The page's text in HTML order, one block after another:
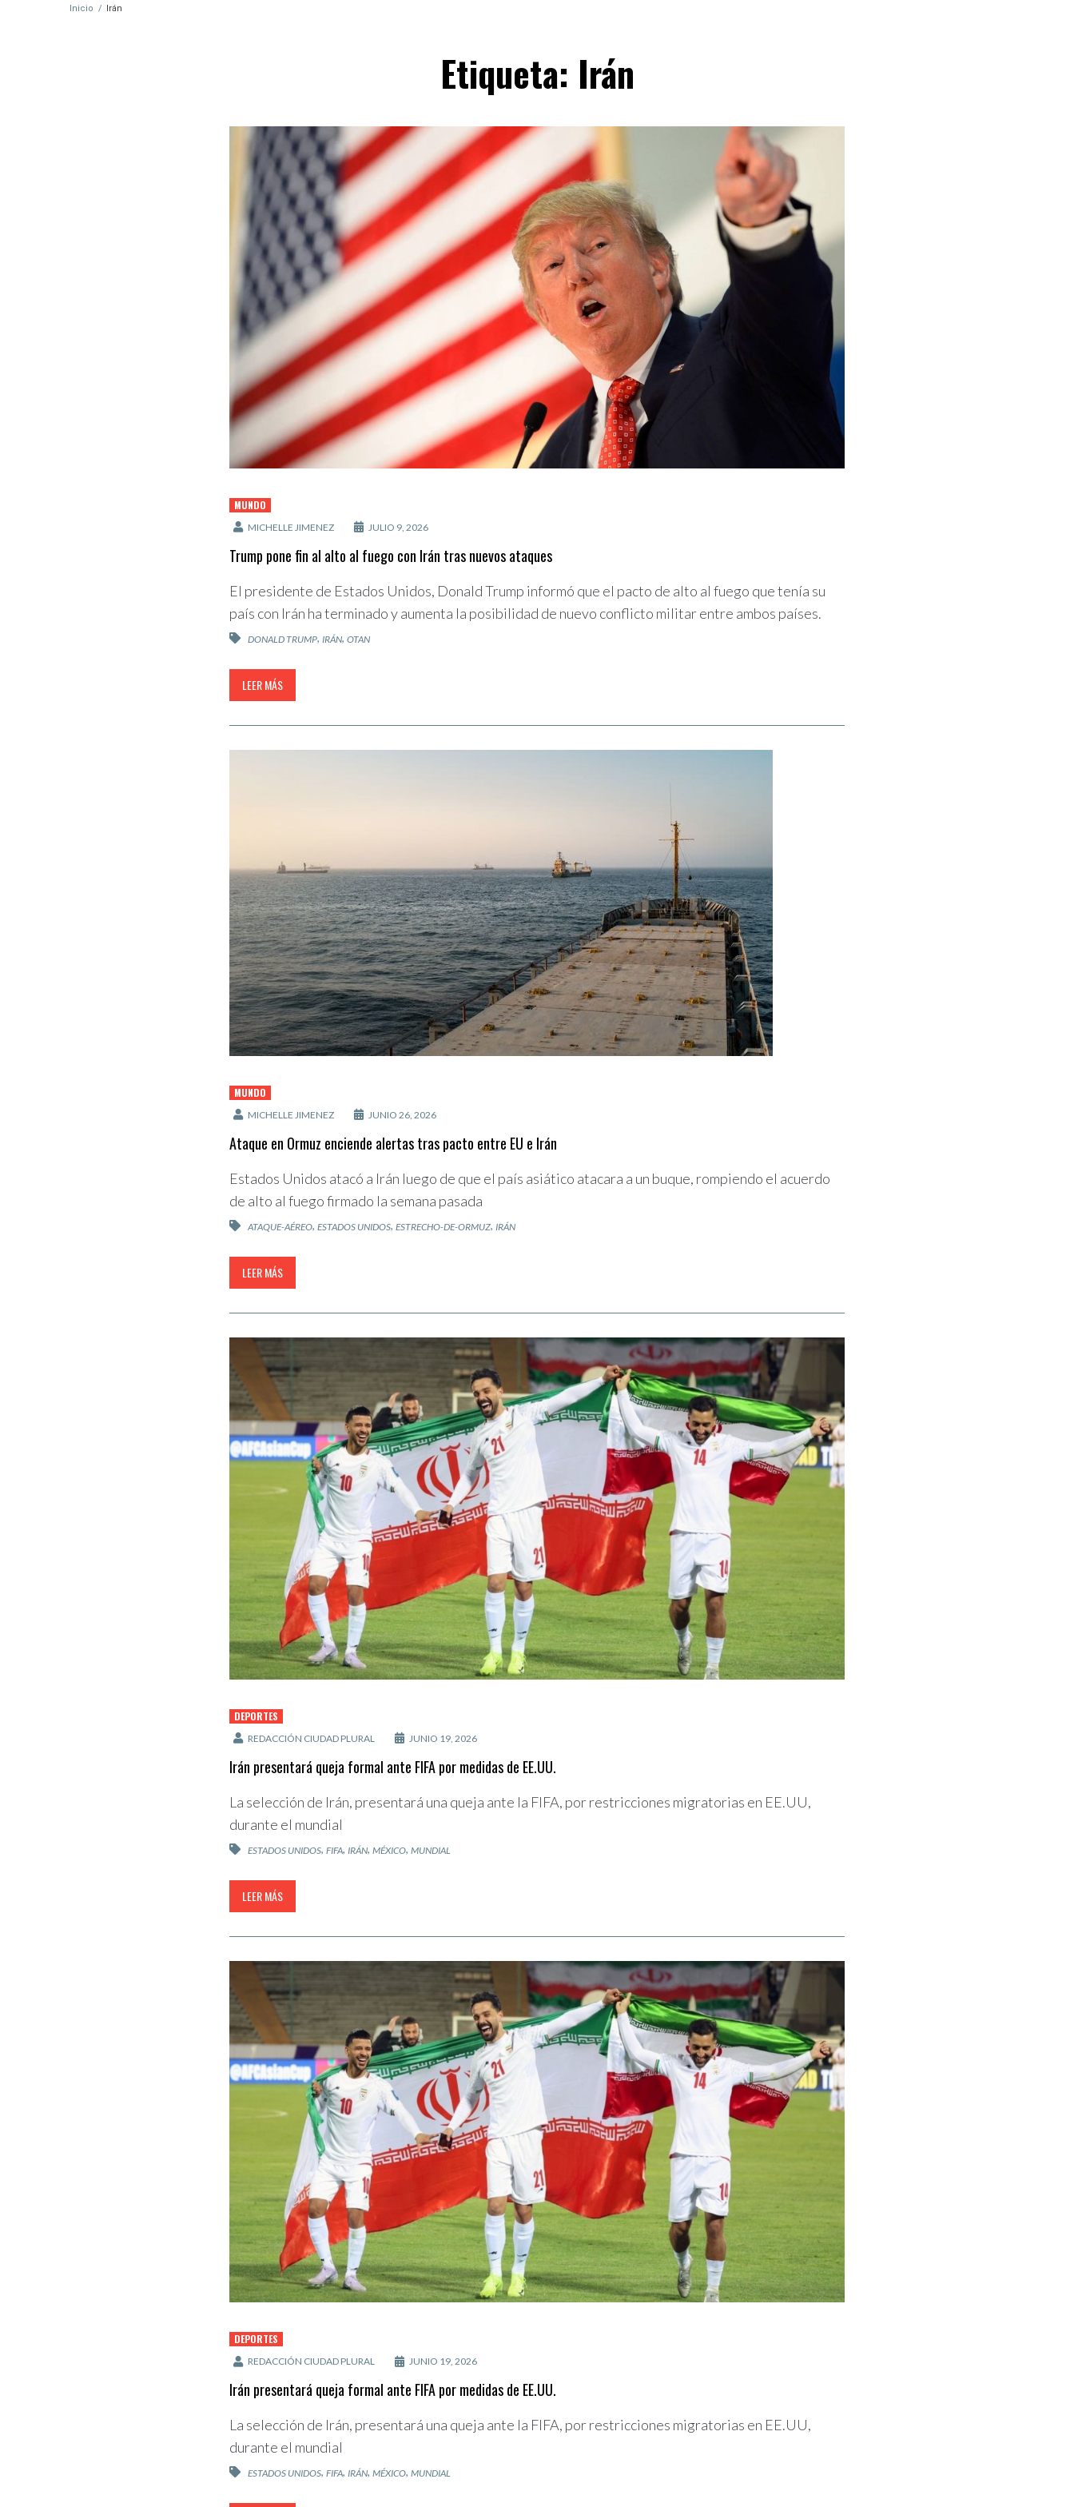
Inicio / Irán
Etiqueta: Irán
MUNDO
MICHELLE JIMENEZ JULIO 9, 2026
Trump pone fin al alto al fuego con Irán tras nuevos ataques
El presidente de Estados Unidos, Donald Trump informó que el pacto de alto al fuego que tenía su
país con Irán ha terminado y aumenta la posibilidad de nuevo conflicto militar entre ambos países.
DONALD TRUMP, IRÁN, OTAN
LEER MÁS
MUNDO
MICHELLE JIMENEZ JUNIO 26, 2026
Ataque en Ormuz enciende alertas tras pacto entre EU e Irán
Estados Unidos atacó a Irán luego de que el país asiático atacara a un buque, rompiendo el acuerdo
de alto al fuego firmado la semana pasada
ATAQUE-AÉREO, ESTADOS UNIDOS, ESTRECHO-DE-ORMUZ, IRÁN
LEER MÁS
DEPORTES
REDACCIÓN CIUDAD PLURAL JUNIO 19, 2026
Irán presentará queja formal ante FIFA por medidas de EE.UU.
La selección de Irán, presentará una queja ante la FIFA, por restricciones migratorias en EE.UU,
durante el mundial
ESTADOS UNIDOS, FIFA, IRÁN, MÉXICO, MUNDIAL
LEER MÁS
DEPORTES
REDACCIÓN CIUDAD PLURAL JUNIO 19, 2026
Irán presentará queja formal ante FIFA por medidas de EE.UU.
La selección de Irán, presentará una queja ante la FIFA, por restricciones migratorias en EE.UU,
durante el mundial
ESTADOS UNIDOS, FIFA, IRÁN, MÉXICO, MUNDIAL